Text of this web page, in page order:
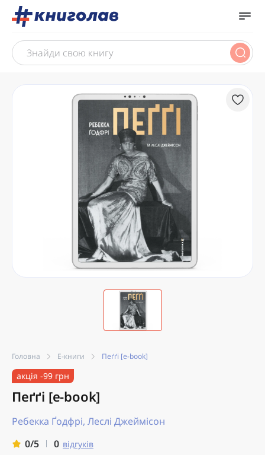
Головна Е-книги Пеґґі [e-book]
акція -99 грн
Пеґґі [e-book]
Ребекка Ґодфрі, Леслі Джеймісон
0/5
0 відгуків